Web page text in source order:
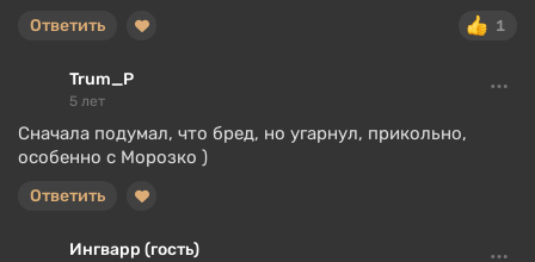
1
Ответить
Trum_P
5 лет
Сначала подумал, что бред, но угарнул, прикольно,
особенно с Морозко )
Ответить
Ингварр (гость)